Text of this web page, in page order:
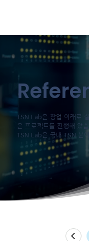
TSN Lab은 창업 이래로
은 프로젝트를 진행해 왔습
TSN Lab은 국내 TSN 분